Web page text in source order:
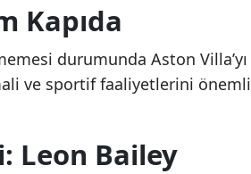
Kapıda
durumunda Aston Villa’yı
ve sportif faaliyetlerini önemli
Leon Bailey